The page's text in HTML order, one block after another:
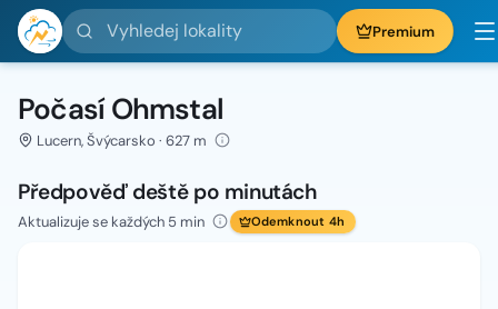
Vyhledej lokality Premium
Počasí Ohmstal
Lucern, Švýcarsko · 627 m
Předpověď deště po minutách
Aktualizuje se každých 5 min Odemknout 4h